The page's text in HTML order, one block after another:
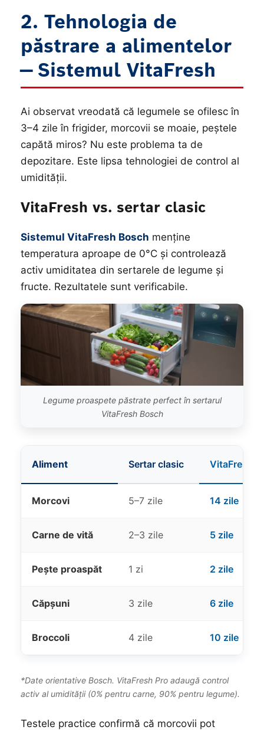
2. Tehnologia de
păstrare a alimentelor
— Sistemul VitaFresh
Ai observat vreodată că legumele se ofilesc în
3–4 zile în frigider, morcovii se moaie, peștele
capătă miros? Nu este problema ta de
depozitare. Este lipsa tehnologiei de control al
umidității.
VitaFresh vs. sertar clasic
Sistemul VitaFresh Bosch menține
temperatura aproape de 0°C și controlează
activ umiditatea din sertarele de legume și
fructe. Rezultatele sunt verificabile.
Legume proaspete păstrate perfect în sertarul
VitaFresh Bosch
Aliment Sertar clasic VitaFresh
Morcovi 5–7 zile 14 zile
Carne de vită 2–3 zile 5 zile
Pește proaspăt 1 zi 2 zile
Căpșuni 3 zile 6 zile
Broccoli 4 zile 10 zile
*Date orientative Bosch. VitaFresh Pro adaugă control
activ al umidității (0% pentru carne, 90% pentru legume).
Testele practice confirmă că morcovii pot